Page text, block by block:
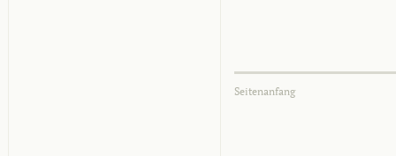
Seitenanfang